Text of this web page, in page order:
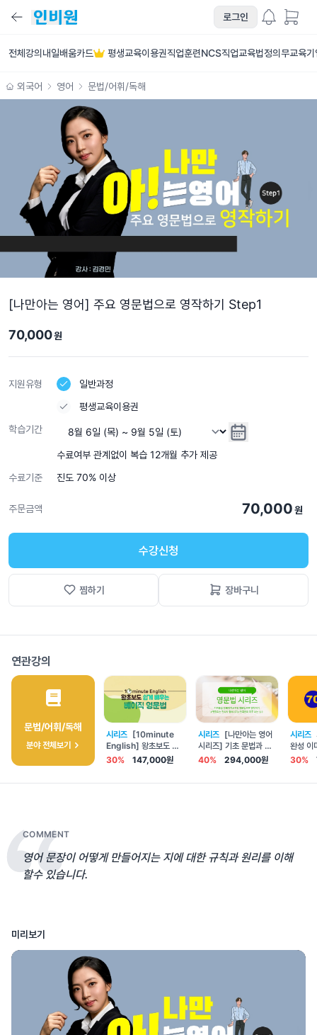
로그인
전체강의내일배움카드 평생교육이용권직업훈련NCS직업교육법정의무교육
외국어 영어 문법/어휘/독해
[나만아는 영어] 주요 영문법으로 영작하기 Step1
70,000원
지원유형
일반과정
평생교육이용권
학습기간
수료여부 관계없이 복습 12개월 추가 제공
수료기준
진도 70% 이상
주문금액 70,000원
수강신청
찜하기 장바구니
연관강의
문법/어휘/독해
분야 전체보기
시리즈 [10minute
English] 왕초보도 쉽
게 배우는 베이직 영문법
30% 147,000원
시리즈 [나만아는 영어
시리즈] 기초 문법과 전
치사 완벽 정복
40% 294,000원
시리즈
완성 이
30%
COMMENT
영어 문장이 어떻게 만들어지는 지에 대한 규칙과 원리를 이해
할수 있습니다.
미리보기